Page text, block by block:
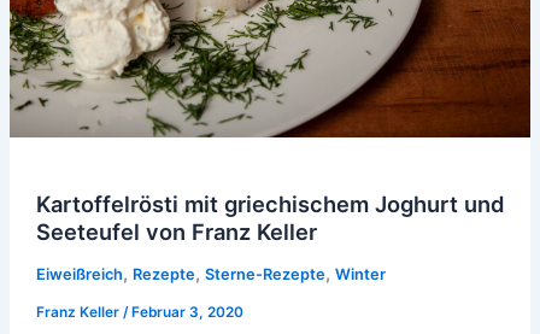
Kartoffelrösti mit griechischem Joghurt und
Seeteufel von Franz Keller
Eiweißreich, Rezepte, Sterne-Rezepte, Winter
Franz Keller /Februar 3, 2020